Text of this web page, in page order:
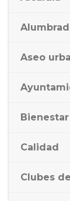
Aseo
Calidad
Clubes